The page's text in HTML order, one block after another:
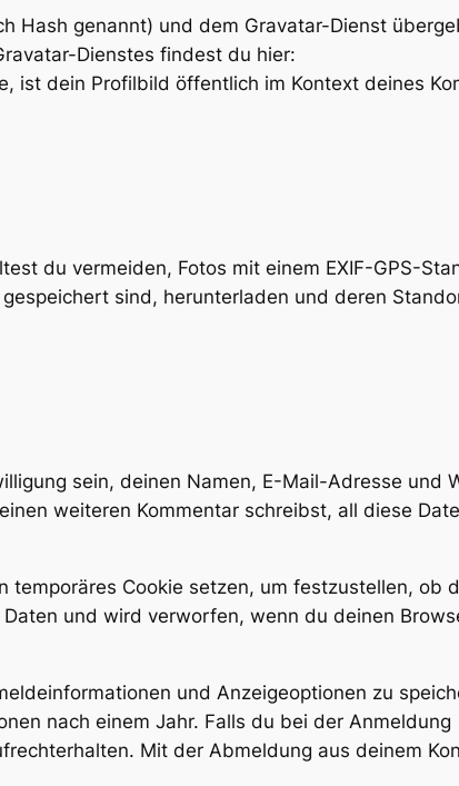
Hash genannt) und dem Gravatar-Dienst
Dienstes findest du hier:
ist dein Profilbild öffentlich im Kontext deines
du vermeiden, Fotos mit einem EXIF-GPS-
sind, herunterladen und deren
sein, deinen Namen, E-Mail-Adresse und
weiteren Kommentar schreibst, all diese
Cookie setzen, um festzustellen, ob
und wird verworfen, wenn du deinen
und Anzeigeoptionen zu
nach einem Jahr. Falls du bei der Anmeldung
Mit der Abmeldung aus deinem